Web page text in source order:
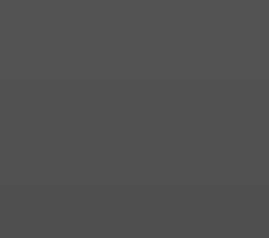
задержали